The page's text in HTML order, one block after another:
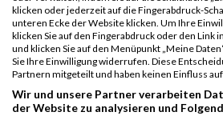
klicken oder jederzeit auf die Fingerabdruck-
unteren Ecke der Website klicken. Um Ihre
klicken Sie auf den Fingerabdruck oder den Link
und klicken Sie auf den Menüpunkt „Meine
Sie Ihre Einwilligung widerrufen. Diese
Partnern mitgeteilt und haben keinen Einfluss
Wir und unsere Partner verarbeiten
der Website zu analysieren und